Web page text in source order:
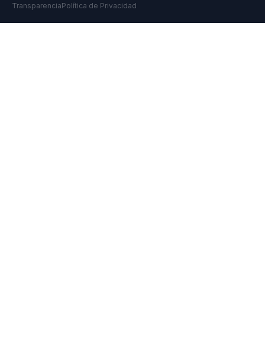
TransparenciaPolítica de Privacidad